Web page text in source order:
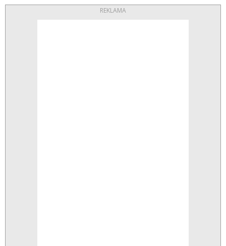
REKLAMA